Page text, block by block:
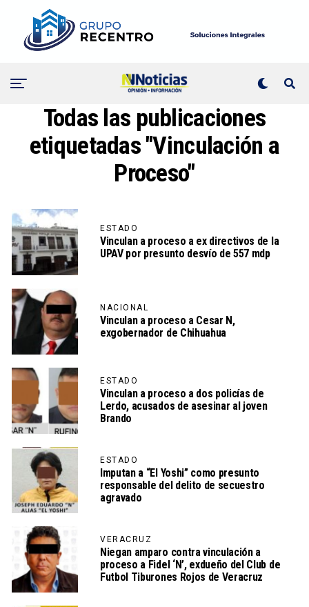
Todas las publicaciones
etiquetadas "Vinculación a
Proceso"
ESTADO
Vinculan a proceso a ex directivos de la
UPAV por presunto desvío de 557 mdp
NACIONAL
Vinculan a proceso a Cesar N,
exgobernador de Chihuahua
ESTADO
Vinculan a proceso a dos policías de
Lerdo, acusados de asesinar al joven
Brando
ESTADO
Imputan a “El Yoshi” como presunto
responsable del delito de secuestro
agravado
VERACRUZ
Niegan amparo contra vinculación a
proceso a Fidel ‘N’, exdueño del Club de
Futbol Tiburones Rojos de Veracruz